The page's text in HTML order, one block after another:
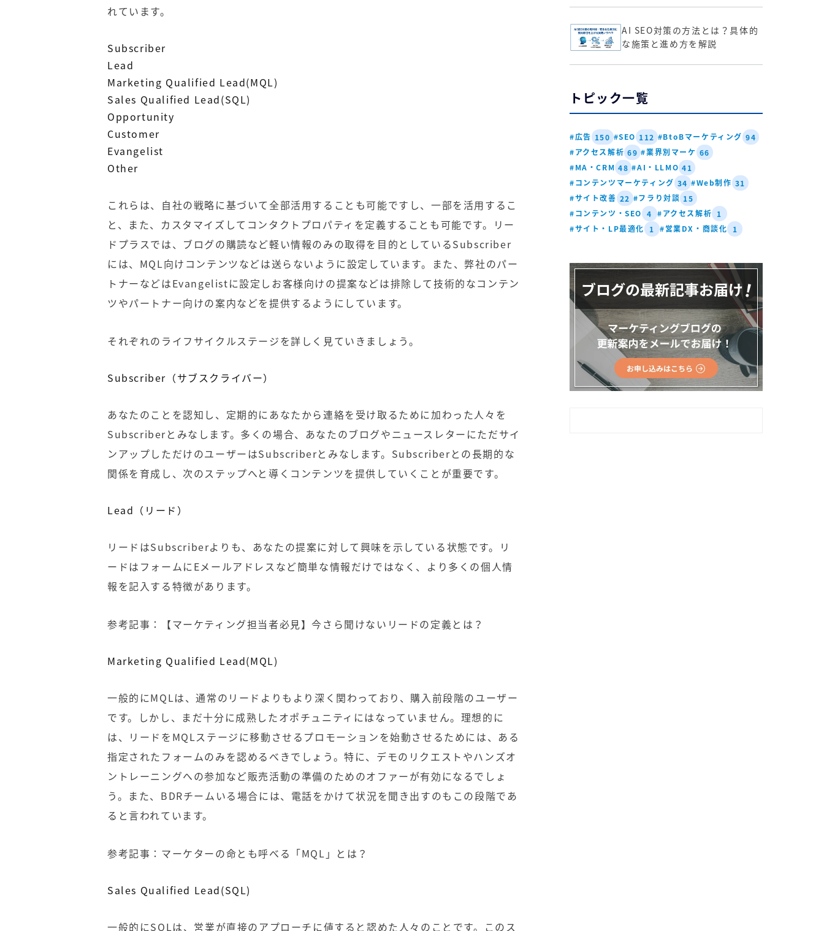
れています。
Subscriber
Lead
Marketing Qualified Lead(MQL)
Sales Qualified Lead(SQL)
Opportunity
Customer
Evangelist
Other
これらは、自社の戦略に基づいて全部活用することも可能ですし、一部を活用するこ
と、また、カスタマイズしてコンタクトプロパティを定義することも可能です。リー
ドプラスでは、ブログの購読など軽い情報のみの取得を目的としているSubscriber
には、MQL向けコンテンツなどは送らないように設定しています。また、弊社のパー
トナーなどはEvangelistに設定しお客様向けの提案などは排除して技術的なコンテン
ツやパートナー向けの案内などを提供するようにしています。
それぞれのライフサイクルステージを詳しく見ていきましょう。
Subscriber（サブスクライバー）
あなたのことを認知し、定期的にあなたから連絡を受け取るために加わった人々を
Subscriberとみなします。多くの場合、あなたのブログやニュースレターにただサイ
ンアップしただけのユーザーはSubscriberとみなします。Subscriberとの長期的な
関係を育成し、次のステップへと導くコンテンツを提供していくことが重要です。
Lead（リード）
リードはSubscriberよりも、あなたの提案に対して興味を示している状態です。リ
ードはフォームにEメールアドレスなど簡単な情報だけではなく、より多くの個人情
報を記入する特徴があります。
参考記事： 【マーケティング担当者必見】今さら聞けないリードの定義とは？
Marketing Qualified Lead(MQL)
一般的にMQLは、通常のリードよりもより深く関わっており、購入前段階のユーザー
です。しかし、まだ十分に成熟したオポチュニティにはなっていません。理想的に
は、リードをMQLステージに移動させるプロモーションを始動させるためには、ある
指定されたフォームのみを認めるべきでしょう。特に、デモのリクエストやハンズオ
ントレーニングへの参加など販売活動の準備のためのオファーが有効になるでしょ
う。また、 BDRチーム いる場合には、電話をかけて状況を聞き出すのもこの段階であ
ると言われています。
参考記事： マーケターの命とも呼べる「MQL」とは？
Sales Qualified Lead(SQL)
一般的にSQLは、営業が直接のアプローチに値すると認めた人々のことです。このス
AI SEO対策の方法とは？具体的
な施策と進め方を解説
トピック一覧
#広告 150 #SEO 112 #BtoBマーケティング 94
#アクセス解析 69 #業界別マーケ 66
#MA・CRM 48 #AI・LLMO 41
#コンテンツマーケティング 34 #Web制作 31
#サイト改善 22 #フラり対談 15
#コンテンツ・SEO 4 #アクセス解析 1
#サイト・LP最適化
1 #営業DX・商談化 1